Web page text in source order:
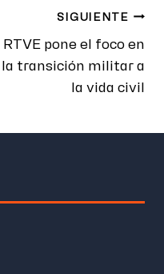
SIGUIENTE
RTVE pone el foco en
la transición militar a
la vida civil